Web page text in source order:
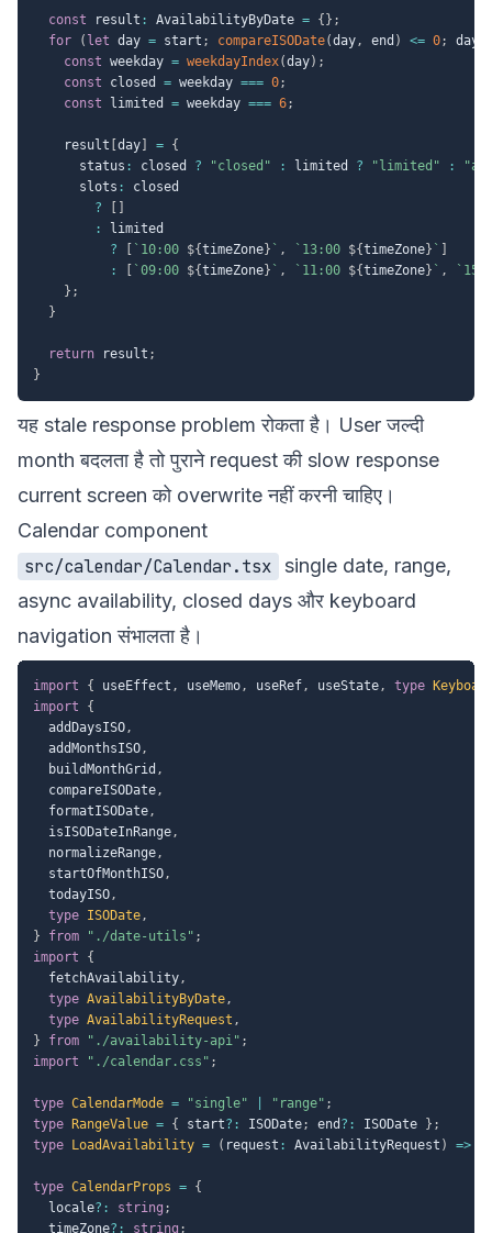
const result : AvailabilityByDate = { } ;
for
( let day = start ; compareISODate(day, end ) <= 0; day
const weekday = weekdayIndex(day) ;
const closed = weekday === 0;
const limited = weekday === 6;
    result
day = {
      status
: closed ? "closed" : limited ? "limited" :
      slots
:
closed
?
:
limited
?
` 10:00 ${timeZone} ` , ` 13:00 ${timeZone} `
:
` 09:00 ${timeZone} ` , ` 11:00 ${timeZone} ` , `
} ;
}
return result ;
}
यह stale response problem रोकता है। User जल्दी
month बदलता है तो पुराने request की slow response
current screen को overwrite नहीं करनी चाहिए।
Calendar component
src/calendar/Calendar.tsx single date, range,
async availability, closed days और keyboard
navigation संभालता है।
import { useEffect , useMemo, useRef, useState, type
import
{
  addDaysISO
,
  addMonthsISO
,
  buildMonthGrid
,
  compareISODate
,
  formatISODate
,
  isISODateInRange
,
  normalizeRange
,
  startOfMonthISO
,
  todayISO
,
type ISODate,
}
from "./date-utils" ;
import
{
  fetchAvailability
,
type AvailabilityByDate,
type AvailabilityRequest ,
}
from "./availability-api" ;
import
"./calendar.css" ;
type CalendarMode = "single" "range" ;
type
RangeValue = { start? : ISODate; end ? : ISODate } ;
type
LoadAvailability = ( request : AvailabilityRequest ) =>
type CalendarProps = {
  locale
? : string ;
  timeZone
? : string ;